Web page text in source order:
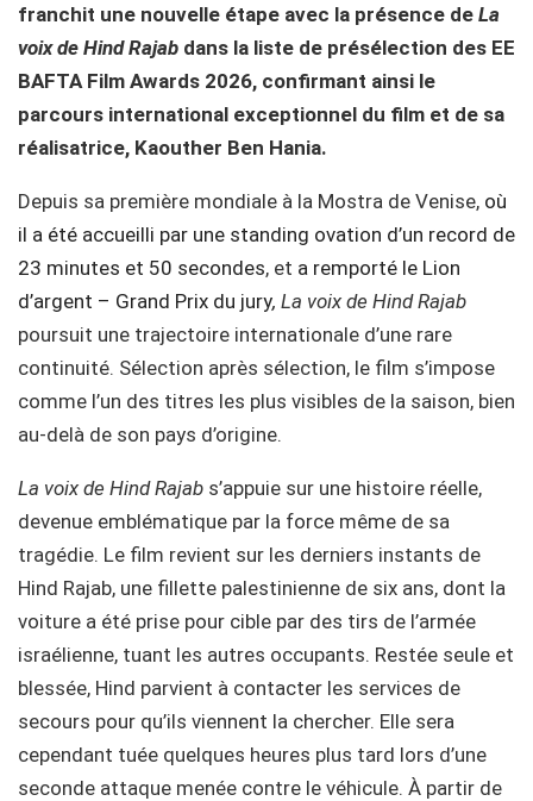
franchit une nouvelle étape avec la présence de La
voix de Hind Rajab dans la liste de présélection des EE
BAFTA Film Awards 2026, confirmant ainsi le
parcours international exceptionnel du film et de sa
réalisatrice, Kaouther Ben Hania.
Depuis sa première mondiale à la Mostra de Venise, où
il a été accueilli par une standing ovation d’un record de
23 minutes et 50 secondes, et a remporté le Lion
d’argent – Grand Prix du jury, La voix de Hind Rajab
poursuit une trajectoire internationale d’une rare
continuité. Sélection après sélection, le film s’impose
comme l’un des titres les plus visibles de la saison, bien
au-delà de son pays d’origine.
La voix de Hind Rajab s’appuie sur une histoire réelle,
devenue emblématique par la force même de sa
tragédie. Le film revient sur les derniers instants de
Hind Rajab, une fillette palestinienne de six ans, dont la
voiture a été prise pour cible par des tirs de l’armée
israélienne, tuant les autres occupants. Restée seule et
blessée, Hind parvient à contacter les services de
secours pour qu’ils viennent la chercher. Elle sera
cependant tuée quelques heures plus tard lors d’une
seconde attaque menée contre le véhicule. À partir de